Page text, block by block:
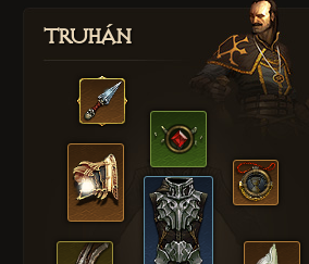
Truhán